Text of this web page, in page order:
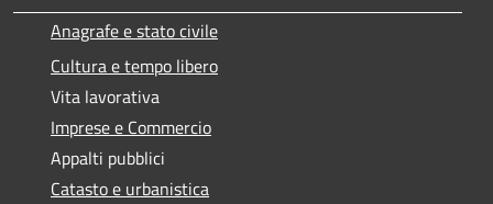
Anagrafe e stato civile
Cultura e tempo libero
Vita lavorativa
Imprese e Commercio
Appalti pubblici
Catasto e urbanistica